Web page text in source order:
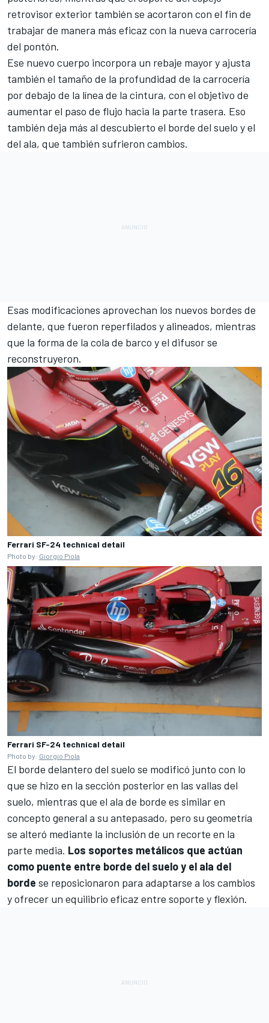
retrovisor exterior también se acortaron con el fin de
trabajar de manera más eficaz con la nueva carrocería
del pontón.
Ese nuevo cuerpo incorpora un rebaje mayor y ajusta
también el tamaño de la profundidad de la carrocería
por debajo de la línea de la cintura, con el objetivo de
aumentar el paso de flujo hacia la parte trasera. Eso
también deja más al descubierto el borde del suelo y el
del ala, que también sufrieron cambios.
Esas modificaciones aprovechan los nuevos bordes de
delante, que fueron reperfilados y alineados, mientras
que la forma de la cola de barco y el difusor se
reconstruyeron.
Ferrari SF-24 technical detail
Photo by: Giorgio Piola
Ferrari SF-24 technical detail
Photo by: Giorgio Piola
El borde delantero del suelo se modificó junto con lo
que se hizo en la sección posterior en las vallas del
suelo, mientras que el ala de borde es similar en
concepto general a su antepasado, pero su geometría
se alteró mediante la inclusión de un recorte en la
parte media. Los soportes metálicos que actúan
como puente entre borde del suelo y el ala del
borde se reposicionaron para adaptarse a los cambios
y ofrecer un equilibrio eficaz entre soporte y flexión.